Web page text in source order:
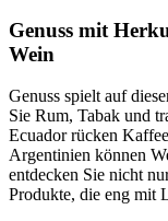
Genuss mit
Wein
Genuss spielt auf
Sie Rum, Tabak und
Ecuador rücken
Argentinien können
entdecken Sie nicht
Produkte, die eng mit